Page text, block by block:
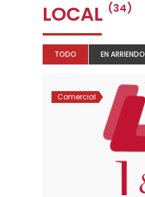
LOCAL (34)
TODO EN ARRIENDO
Comercial